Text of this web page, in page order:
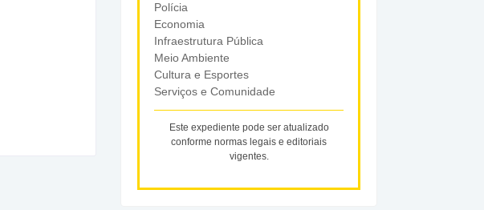
Polícia
Economia
Infraestrutura Pública
Meio Ambiente
Cultura e Esportes
Serviços e Comunidade
Este expediente pode ser atualizado
conforme normas legais e editoriais
vigentes.